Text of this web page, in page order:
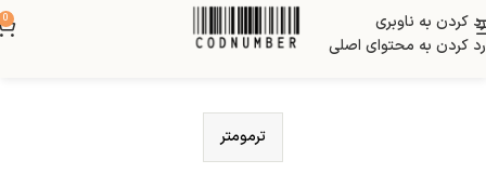
رد کردن به ناوبری
رد کردن به محتوای اصلی
0
ترمومتر